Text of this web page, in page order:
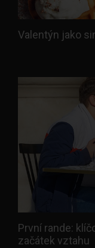
Valentýn jako
První rande:
začátek vztahu